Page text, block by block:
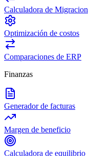
Calculadora de Migracion
Optimización de costos
Comparaciones de ERP
Finanzas
Generador de facturas
Margen de beneficio
Calculadora de equilibrio